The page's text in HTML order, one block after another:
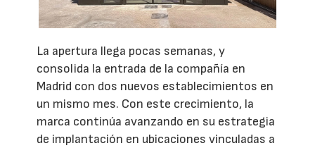
La apertura llega pocas semanas, y
consolida la entrada de la compañía en
Madrid con dos nuevos establecimientos en
un mismo mes. Con este crecimiento, la
marca continúa avanzando en su estrategia
de implantación en ubicaciones vinculadas a